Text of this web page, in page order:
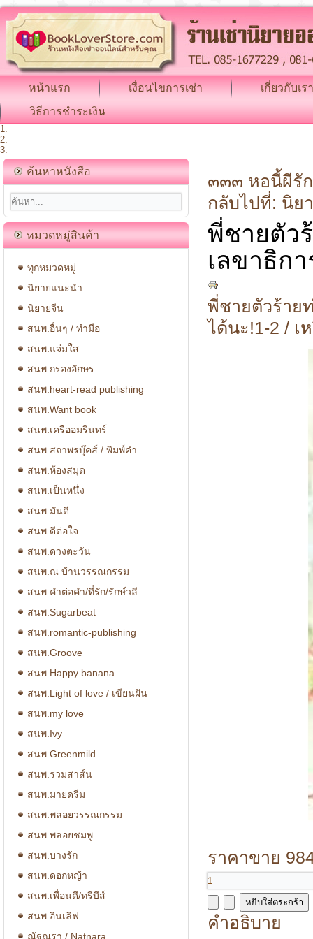
หน้าแรก เงื่อนไขการเช่า
เกี่ยวกับเรา
วิธีการชำระเงิน
ค้นหาหนังสือ
หมวดหมู่สินค้า
ทุกหมวดหมู่
นิยายแนะนำ
นิยายจีน
สนพ.อื่นๆ / ทำมือ
สนพ.แจ่มใส
สนพ.กรองอักษร
สนพ.heart-read publishing
สนพ.Want book
สนพ.เครืออมรินทร์
สนพ.สถาพรบุ๊คส์ / พิมพ์คำ
สนพ.ห้องสมุด
สนพ.เป็นหนึ่ง
สนพ.มันดี
สนพ.ดีต่อใจ
สนพ.ดวงตะวัน
สนพ.ณ บ้านวรรณกรรม
สนพ.คำต่อคำ/ที่รัก/รักษ์วลี
สนพ.Sugarbeat
สนพ.romantic-publishing
สนพ.Groove
สนพ.Happy banana
สนพ.Light of love / เขียนฝัน
สนพ.my love
สนพ.Ivy
สนพ.Greenmild
สนพ.รวมสาส์น
สนพ.มายดรีม
สนพ.พลอยวรรณกรรม
สนพ.พลอยชมพู
สนพ.บางรัก
สนพ.ดอกหญ้า
สนพ.เพื่อนดี/ทรีบีส์
สนพ.อินเลิฟ
ณัฐณรา / Natnara
๓๓๓ หอนี้ผีรัก
กลับไปที่: นิย
พี่ชายตัว
เลขาธิก
พี่ชายตัวร้าย
ได้นะ!1-2 / เ
ราคาขาย
คำอธิบาย